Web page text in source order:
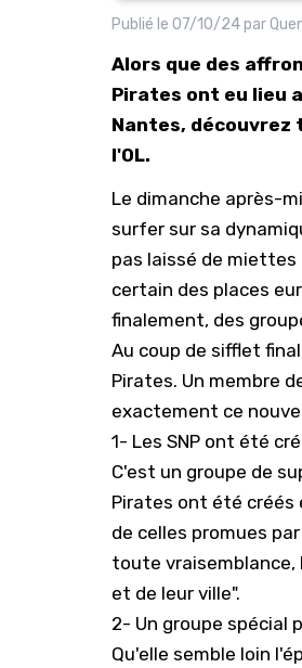
Publié le 07/10/24par
Alors que des
Pirates ont eu lieu
Nantes, découvrez
l'OL.
Le dimanche après-
surfer sur sa
pas laissé de miettes
certain des places
finalement, des
Au coup de sifflet
Pirates. Un membre
exactement ce
1- Les SNP ont été
C'est un groupe de
Pirates ont été créés
de celles promues
toute vraisemblance,
et de leur ville".
2- Un groupe spécial
Qu'elle semble loin